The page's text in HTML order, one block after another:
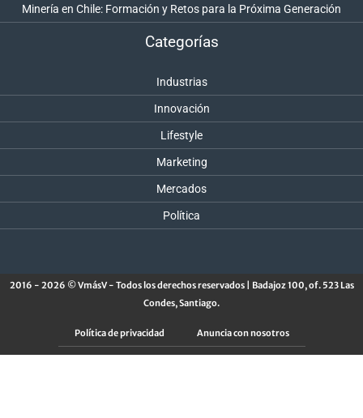
Minería en Chile: Formación y Retos para la Próxima Generación
Categorías
Industrias
Innovación
Lifestyle
Marketing
Mercados
Política
2016 - 2026 © VmásV - Todos los derechos reservados | Badajoz 100, of. 523 Las
Condes, Santiago.
Política de privacidad Anuncia con nosotros